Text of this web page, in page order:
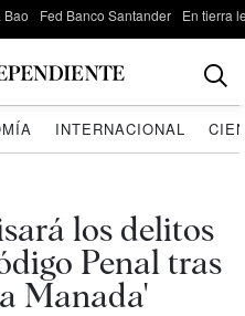
Bao Fed Banco Santander En tierra
INTERNACIONAL
los delitos
Penal tras
Manada'